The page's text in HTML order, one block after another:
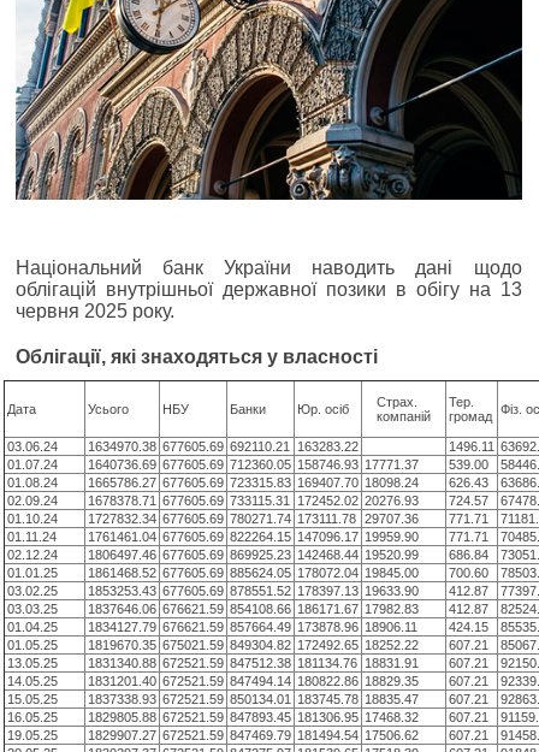
Національний банк України наводить дані щодо
облігацій внутрішньої державної позики в обігу на 13
червня 2025 року.
Облiгацiї, якi знаходяться у власності
Дата Усього НБУ Банки Юр. осіб
Cтрах.
компаній
Тер.
громад Фіз.
03.06.24 1634970.38 677605.69 692110.21 163283.22 1496.11
01.07.24
1640736.69 677605.69 712360.05 158746.93 17771.37 539.00
01.08.24
1665786.27 677605.69 723315.83 169407.70 18098.24 626.43
02.09.24
1678378.71 677605.69 733115.31 172452.02 20276.93 724.57
01.10.24
1727832.34 677605.69 780271.74 173111.78 29707.36 771.71
01.11.24
1761461.04 677605.69 822264.15 147096.17 19959.90 771.71
02.12.24
1806497.46 677605.69 869925.23 142468.44 19520.99 686.84
01.01.25
1861468.52 677605.69 885624.05 178072.04 19845.00 700.60
03.02.25
1853253.43 677605.69 878551.52 178397.13 19633.90 412.87
03.03.25
1837646.06 676621.59 854108.66 186171.67 17982.83 412.87
01.04.25
1834127.79 676621.59 857664.49 173878.96 18906.11 424.15
01.05.25
1819670.35 675021.59 849304.82 172492.65 18252.22 607.21
13.05.25
1831340.88 672521.59 847512.38 181134.76 18831.91 607.21
14.05.25
1831201.40 672521.59 847494.14 180822.86 18829.35 607.21
15.05.25
1837338.93 672521.59 850134.01 183745.78 18835.47 607.21
16.05.25
1829805.88 672521.59 847893.45 181306.95 17468.32 607.21
19.05.25
1829907.27 672521.59 847469.79 181494.54 17506.62 607.21